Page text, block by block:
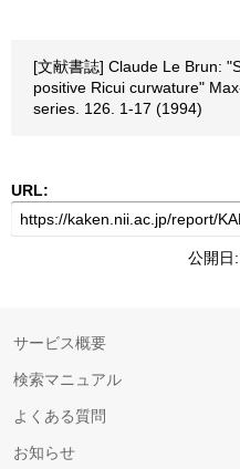
[文献書誌] Claude Le Brun:
positive Ricui curwature"
series. 126. 1-17 (1994)
URL:
公開
サービス概要
検索マニュアル
よくある質問
お知らせ